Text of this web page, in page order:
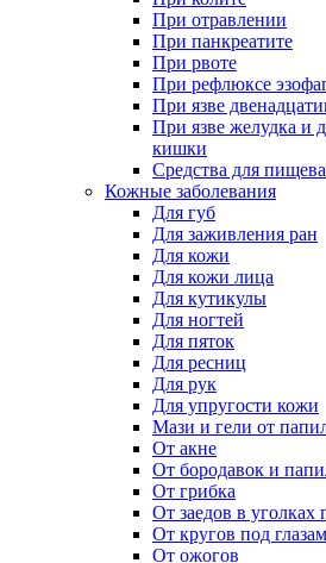
При отравлении
При панкреатите
При рвоте
При рефлюксе
При язве
При язве желудка и
кишки
Средства для
Кожные заболевания
Для губ
Для заживления ран
Для кожи
Для кожи лица
Для кутикулы
Для ногтей
Для пяток
Для ресниц
Для рук
Для упругости кожи
Мази и гели от
От акне
От бородавок и
От грибка
От заедов в уголках
От кругов под
От ожогов